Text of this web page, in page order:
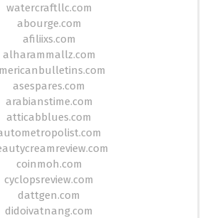
watercraftllc.com
abourge.com
afiliixs.com
alharammallz.com
asespares.com
arabianstime.com
atticabblues.com
coinmoh.com
cyclopsreview.com
dattgen.com
didoivatnang.com